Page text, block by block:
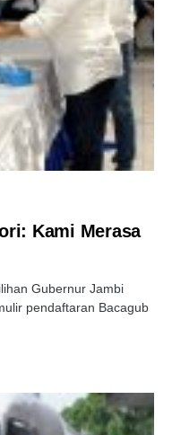
Kami Merasa
Gubernur Jambi
pendaftaran Bacagub